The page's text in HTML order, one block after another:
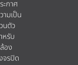
ะกาศ
ามเป็น
นตัว
หรับ
อง
จรปิด